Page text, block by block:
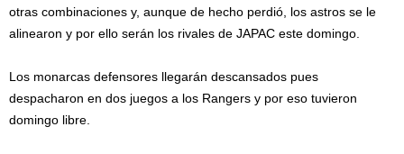
otras combinaciones y, aunque de hecho perdió, los astros se le
alinearon y por ello serán los rivales de JAPAC este domingo.
Los monarcas defensores llegarán descansados pues
despacharon en dos juegos a los Rangers y por eso tuvieron
domingo libre.